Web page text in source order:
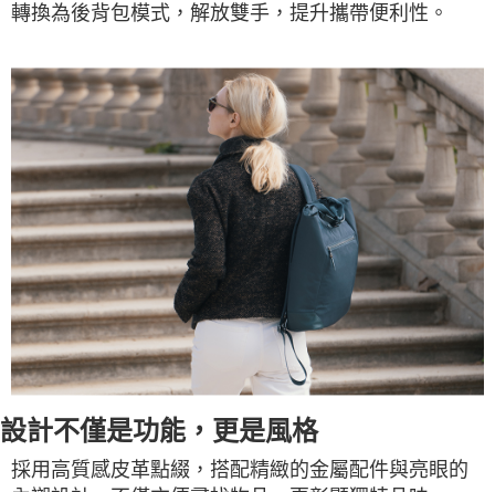
轉換為後背包模式，解放雙手，提升攜帶便利性。
設計不僅是功能，更是風格
採用高質感皮革點綴，搭配精緻的金屬配件與亮眼的